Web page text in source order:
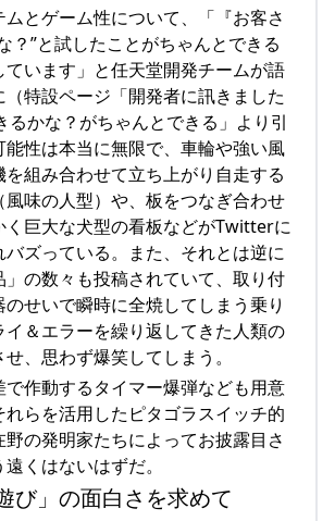
とゲーム性について、「『お客さ
？”と試したことがちゃんとできる
います」と任天堂開発チームが語
（特設ページ「開発者に訊きました
るかな？がちゃんとできる」より引
能性は本当に無限で、車輪や強い風
を組み合わせて立ち上がり自走する
風味の人型）や、板をつなぎ合わせ
く巨大な犬型の看板などがTwitterに
バズっている。また、それとは逆に
」の数々も投稿されていて、取り付
せいで瞬時に全焼してしまう乗り
＆エラーを繰り返してきた人類の
、思わず爆笑してしまう。
作動するタイマー爆弾なども用意
れらを活用したピタゴラスイッチ的
の発明家たちによってお披露目さ
くはないはずだ。
び」の面白さを求めて